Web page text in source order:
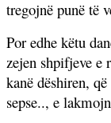
tregojnë punë të
Por edhe këtu
zejen shpifjeve e
kanë dëshiren,
sepse.., e